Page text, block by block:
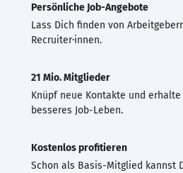
Persönliche Job-Angebote
Lass Dich finden von
Recruiter·innen.
21 Mio. Mitglieder
Knüpf neue Kontakte und
besseres Job-Leben.
Kostenlos profitieren
Schon als Basis-Mitglied kannst